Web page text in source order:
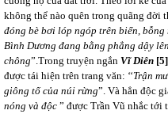
không thể nào quên trong quãng đời
đóng bè bơi lóp ngóp trên biển, bỗng
Bình Dương đang bằng phẳng dậy
chông”.Trong truyện ngắn Vĩ Diên [5]
được tái hiện trên trang văn: ‘‘Trận
giông tố của núi rừng”. Và hẳn độc
nóng và độc ” được Trần Vũ nhắc tới